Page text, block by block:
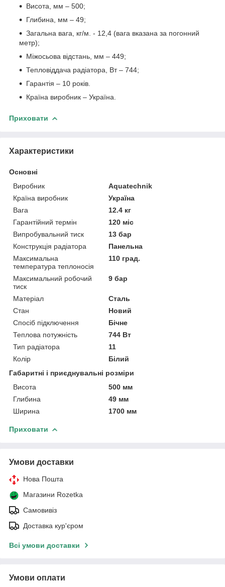
Висота, мм – 500;
Глибина, мм – 49;
Загальна вага, кг/м. - 12,4 (вага вказана за погонний
метр);
Міжосьова відстань, мм – 449;
Тепловіддача радіатора, Вт – 744;
Гарантія – 10 років.
Країна виробник – Україна.
Приховати
Характеристики
Основні
Виробник
Aquatechnik
Країна виробник
Україна
Вага
12.4 кг
Гарантійний термін
120 міс
Випробувальний тиск
13 бар
Конструкція радіатора
Панельна
Максимальна
температура теплоносія
110 град.
Максимальний робочий
тиск
9 бар
Матеріал
Сталь
Стан
Новий
Спосіб підключення
Бічне
Теплова потужність
744 Вт
Тип радіатора
11
Колір
Білий
Габаритні і приєднувальні розміри
Висота
500 мм
Глибина
49 мм
Ширина
1700 мм
Приховати
Умови доставки
Нова Пошта
Магазини Rozetka
Самовивіз
Доставка кур'єром
Всі умови доставки
Умови оплати